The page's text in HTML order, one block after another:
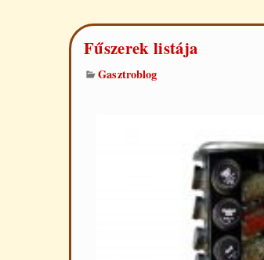
Fűszerek listája
Gasztroblog